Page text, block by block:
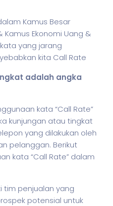
Kamus Besar
Kamus Ekonomi Uang &
yang jarang
kita Call Rate
adalah angka
kata “Call Rate”
kunjungan atau tingkat
yang dilakukan oleh
pelanggan. Berikut
kata “Call Rate” dalam
tim penjualan yang
potensial untuk